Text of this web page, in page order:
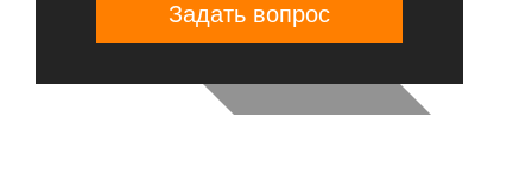
Задать вопрос